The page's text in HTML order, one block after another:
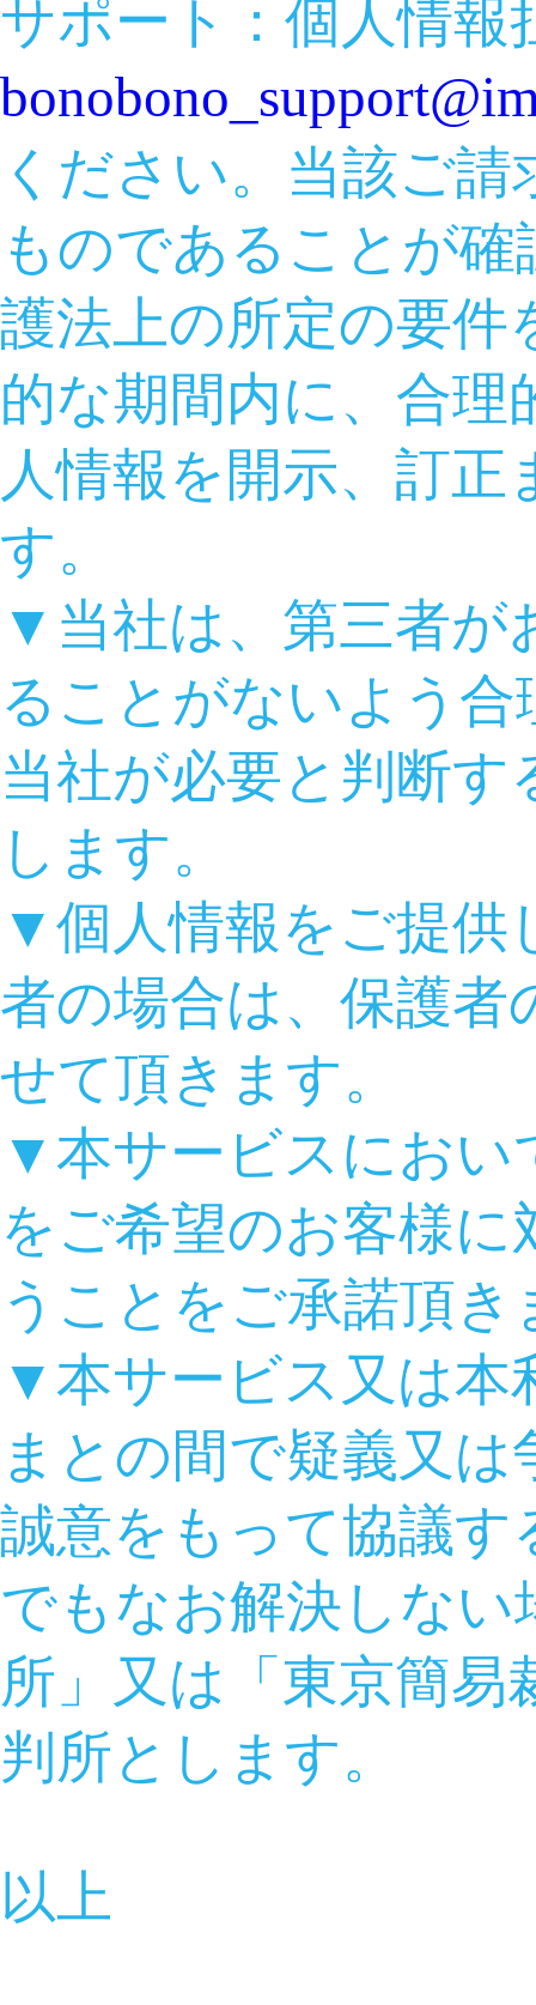
サポート：個人情報
ください。当該ご
ものであることが
護法上の所定の要件
的な期間内に、合理
人情報を開示、訂
す。
▼当社は、第三者が
ることがないよう
当社が必要と判断す
します。
▼個人情報をご提供
者の場合は、保護
せて頂きます。
▼本サービスにおい
をご希望のお客様
うことをご承諾頂き
▼本サービス又は本
まとの間で疑義又
誠意をもって協議
でもなお解決しな
所」又は「東京簡易
判所とします。
以上